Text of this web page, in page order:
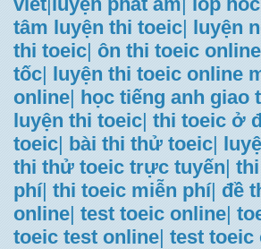
tâm luyện thi toeic| luyện
thi toeic| ôn thi toeic online
tốc| luyện thi toeic online
online| học tiếng anh giao
luyện thi toeic| thi toeic ở
toeic| bài thi thử toeic|
thi thử toeic trực tuyến|
phí| thi toeic miễn phí| đề
online| test toeic online|
toeic test online| test toeic